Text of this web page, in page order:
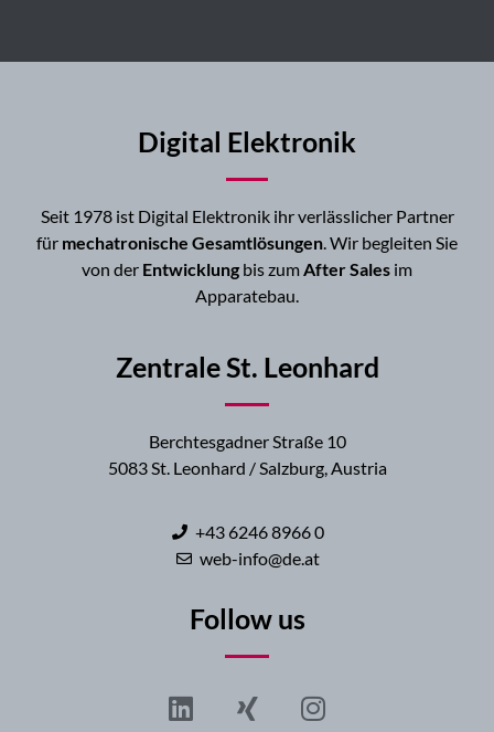
Digital Elektronik
Seit 1978 ist Digital Elektronik ihr verlässlicher Partner
für mechatronische Gesamtlösungen. Wir begleiten Sie
von der Entwicklung bis zumAfter Sales im
Apparatebau.
Zentrale St. Leonhard
Berchtesgadner Straße 10
5083 St. Leonhard / Salzburg, Austria
+43 6246 8966 0
web-info@de.at
Follow us